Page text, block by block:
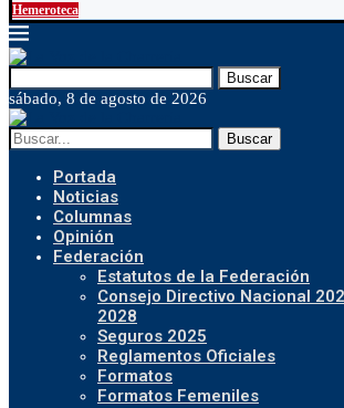
Hemeroteca
Buscar
sábado, 8 de agosto de 2026
Buscar
Portada
Noticias
Columnas
Opinión
Federación
Estatutos de la Federación
Consejo Directivo Nacional
2028
Seguros 2025
Reglamentos Oficiales
Formatos
Formatos Femeniles